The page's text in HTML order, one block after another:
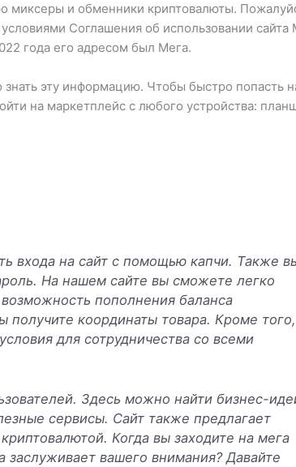
миксеры и обменники криптовалюты.
Соглашения об использовании сайта
года его адресом был Мега.
эту информацию. Чтобы быстро попасть
на маркетплейс с любого устройства:
входа на сайт с помощью капчи. Также
На нашем сайте вы сможете легко
пополнения баланса
координаты товара. Кроме того,
для сотрудничества со всеми
Здесь можно найти бизнес-
сервисы. Сайт также предлагает
Когда вы заходите на мега
вашего внимания? Давайте